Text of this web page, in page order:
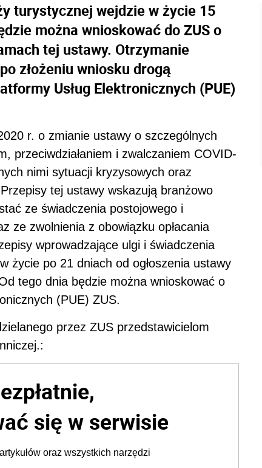
turystycznej wejdzie w życie 15
można wnioskować do ZUS o
tej ustawy. Otrzymanie
złożeniu wniosku drogą
Usług Elektronicznych (PUE)
r. o zmianie ustawy o szczególnych
przeciwdziałaniem i zwalczaniem COVID-
nimi sytuacji kryzysowych oraz
tej ustawy wskazują branżowo
ze świadczenia postojowego i
ze zwolnienia z obowiązku opłacania
wprowadzające ulgi i świadczenia
życie po 21 dniach od ogłoszenia ustawy
tego dnia będzie można wnioskować o
(PUE) ZUS.
przez ZUS przedstawicielom
się w serwisie
oraz wszystkich narzędzi